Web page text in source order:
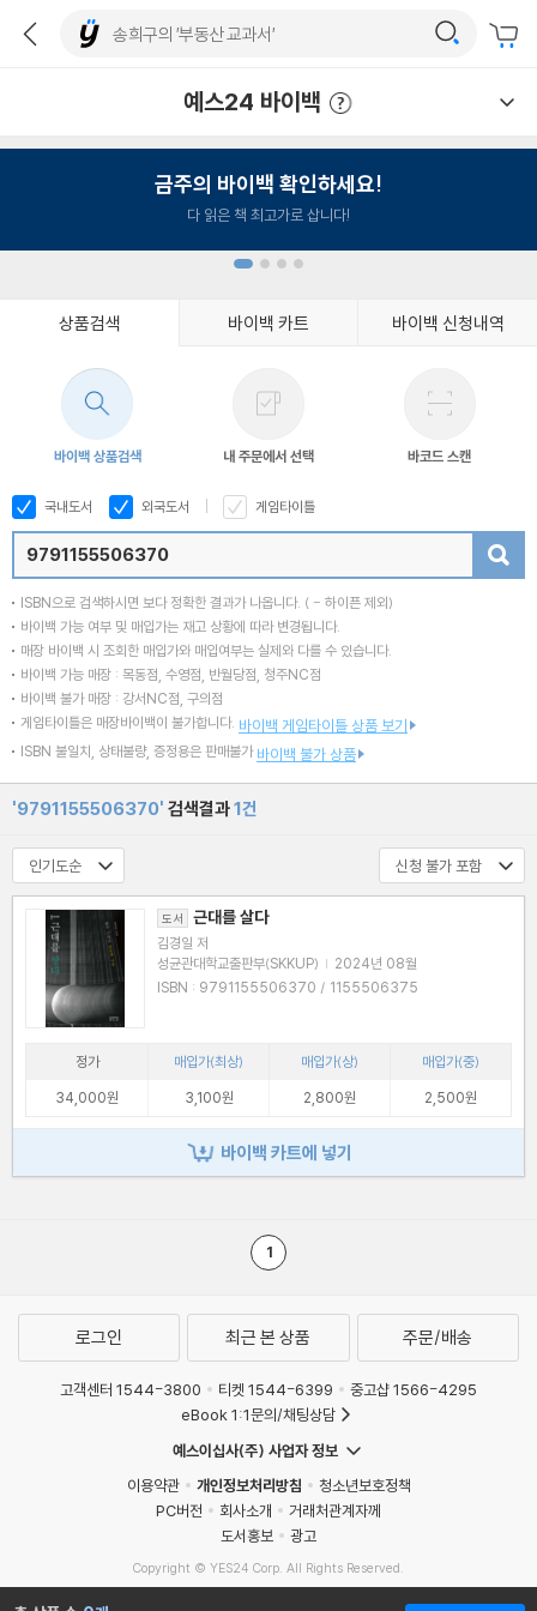
예스24 바이백
금주의 바이백 확인하세요!
다 읽은 책 최고가로 삽니다!
상품검색 바이백 카트 바이백 신청내역
바이백 상품검색 내 주문에서 선택 바코드 스캔
국내도서 외국도서 게임타이틀
ISBN으로 검색하시면 보다 정확한 결과가 나옵니다. ( - 하이픈 제외)
바이백 가능 여부 및 매입가는 재고 상황에 따라 변경됩니다.
매장 바이백 시 조회한 매입가와 매입여부는 실제와 다를 수 있습니다.
바이백 가능 매장 : 목동점, 수영점, 반월당점, 청주NC점
바이백 불가 매장 : 강서NC점, 구의점
게임타이틀은 매장바이백이 불가합니다. 바이백 게임타이틀 상품 보기
ISBN 불일치, 상태불량, 증정용은 판매불가 바이백 불가 상품
'9791155506370' 검색결과1건
도서 근대를 살다
김경일 저
성균관대학교출판부(SKKUP) | 2024년 08월
ISBN : 9791155506370 / 1155506375
정가 매입가(최상) 매입가(상)
매입가(중)
34,000원
3,100원 2,800원 2,500원
바이백 카트에 넣기
1
로그인 최근 본 상품 주문/배송
고객센터 1544-3800 티켓 1544-6399
중고샵 1566-4295
eBook 1:1문의/채팅상담
예스이십사(주) 사업자 정보
이용약관
개인정보처리방침
청소년보호정책
PC버전
회사소개
거래처관계자께
도서홍보
광고
Copyright © YES24 Corp. All Rights Reserved.
MATOM10